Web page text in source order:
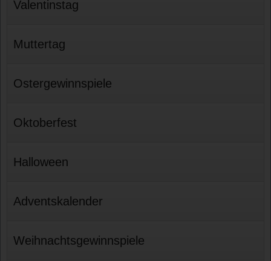
Valentinstag
Muttertag
Ostergewinnspiele
Oktoberfest
Halloween
Adventskalender
Weihnachtsgewinnspiele